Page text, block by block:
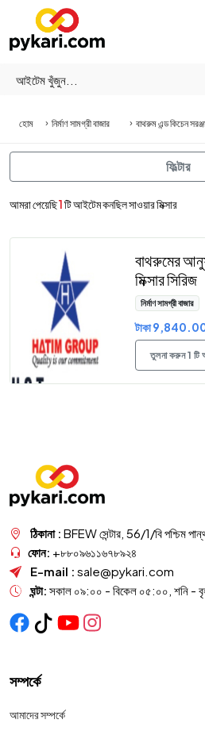
হোম নির্মাণ সামগ্রী বাজার বাথরুম এন্ড কিচেন
আমরা পেয়েছি1টি আইটেম কনছিল সাওয়ার মিক্সার
বাথরুমের
মিক্সার সিরিজ
নির্মাণ সামগ্রী বাজার
টাকা
তুলনা করুন 1 টি
ফিল্টার
ঠিকানা : BFEW সেন্টার, 56/1/বি পশ্চিম
ফোন: +৮৮০৯৬১১৬৭৮৯২৪
E-mail : sale@pykari.com
ঘন্টা: সকাল ০৯:০০ - বিকেল ০৫:০০, শনি -
সম্পর্কে
আমাদের সম্পর্কে